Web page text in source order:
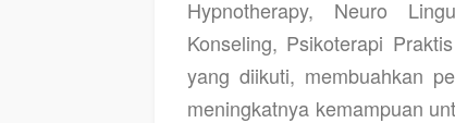
Hypnotherapy, Neuro
Konseling, Psikoterapi
yang diikuti, membuahkan
meningkatnya kemampuan